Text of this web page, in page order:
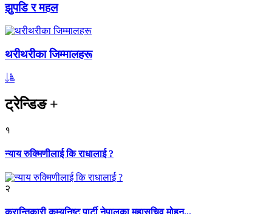
झुपडि र महल
थरीथरीका जिम्मालहरू
ट्रेन्डिङ+
१
न्याय रुक्मिणीलाई कि राधालाई ?
२